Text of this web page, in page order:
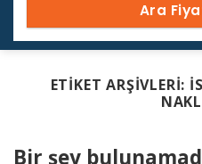
Ara
ETIKET ARŞIVLERI:
Bir şey